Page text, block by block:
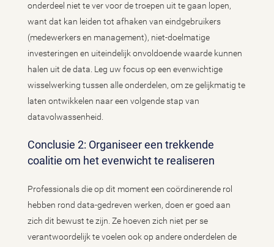
onderdeel niet te ver voor de troepen uit te gaan lopen,
want dat kan leiden tot afhaken van eindgebruikers
(medewerkers en management), niet-doelmatige
investeringen en uiteindelijk onvoldoende waarde kunnen
halen uit de data. Leg uw focus op een evenwichtige
wisselwerking tussen alle onderdelen, om ze gelijkmatig te
laten ontwikkelen naar een volgende stap van
datavolwassenheid.
Conclusie 2: Organiseer een trekkende
coalitie om het evenwicht te realiseren
Professionals die op dit moment een coördinerende rol
hebben rond data-gedreven werken, doen er goed aan
zich dit bewust te zijn. Ze hoeven zich niet per se
verantwoordelijk te voelen ook op andere onderdelen de